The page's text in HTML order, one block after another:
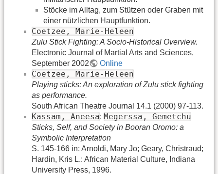
Stöcke im Alltag, zum Stützen oder Graben mit
einer nützlichen Hauptfunktion.
Coetzee, Marie-Heleen
Zulu Stick Fighting: A Socio-Historical Overview.
Electronic Journal of Martial Arts and Sciences,
September 2002
Online
Coetzee, Marie-Heleen
Playing sticks: An exploration of Zulu stick fighting
as performance.
South African Theatre Journal 14.1 (2000) 97-113.
Kassam, Aneesa; Megerssa, Gemetchu
Sticks, Self, and Society in Booran Oromo: a
Symbolic Interpretation
S. 145-166 in: Arnoldi, Mary Jo; Geary, Christraud;
Hardin, Kris L.: African Material Culture, Indiana
University Press, 1996.